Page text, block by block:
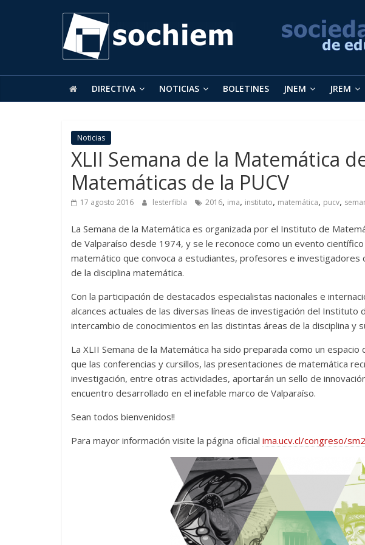
SOCHIEM
Sociedad
Educación
DIRECTIVA NOTICIAS BOLETINES JNEM JREM
Noticias
XLII Semana de la Matemática
Matemáticas de la PUCV
17 agosto 2016 lesterfibla 2016, ima, instituto, matemática, pucv,
La Semana de la Matemática es organizada por el Instituto de
de Valparaíso desde 1974, y se le reconoce como un evento
matemático que convoca a estudiantes, profesores e
de la disciplina matemática.
Con la participación de destacados especialistas nacionales e
alcances actuales de las diversas líneas de investigación del Instituto
intercambio de conocimientos en las distintas áreas de la disciplina y
La XLII Semana de la Matemática ha sido preparada como un
que las conferencias y cursillos, las presentaciones de matemática
investigación, entre otras actividades, aportarán un sello de
encuentro desarrollado en el inefable marco de Valparaíso.
Sean todos bienvenidos!!
Para mayor información visite la página oficial ima.ucv.cl/congreso/